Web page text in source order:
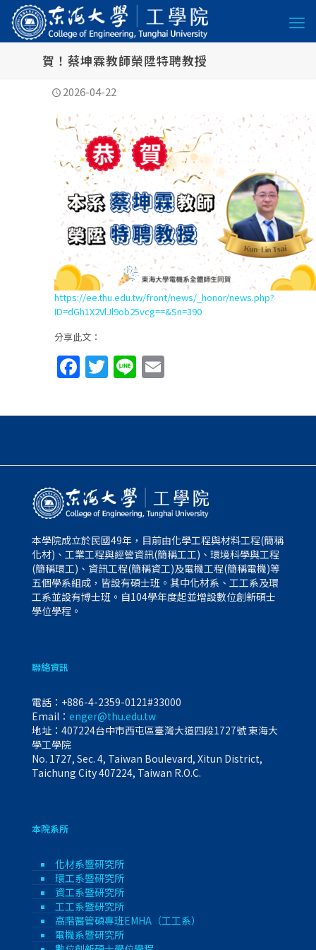
賀！蔡坤霖教師榮陞特聘教授
2026-04-22
https://ee.thu.edu.tw/front/news/_honor/news.php?
ID=dGh1X2VlJl9ob25vcg==&Sn=390
分享此文：
Facebook
Twitter
LineEmail
本學院成立於民國49年，目前由化學工程與材料工程(簡稱
化材)、工業工程與經營資訊(簡稱工工)、環境科學與工程
(簡稱環工)、資訊工程(簡稱資工)及電機工程(簡稱電機)等
五個學系組成，皆設有碩士班。其中化材系、工工系及環
工系並設有博士班。自104學年度起並增設數位創新碩士
學位學程。
聯絡資訊
電話： +886-4-2359-0121#33000
Email： enger@thu.edu.tw
地址：407224台中市西屯區臺灣大道四段1727號 東海大
學工學院
No. 1727, Sec. 4, Taiwan Boulevard, Xitun District,
Taichung City 407224, Taiwan R.O.C.
本院系所
化材系暨研究所
環工系暨研究所
資工系暨研究所
工工系暨研究所
高階醫管碩專班EMHA（工工系）
電機系暨研究所